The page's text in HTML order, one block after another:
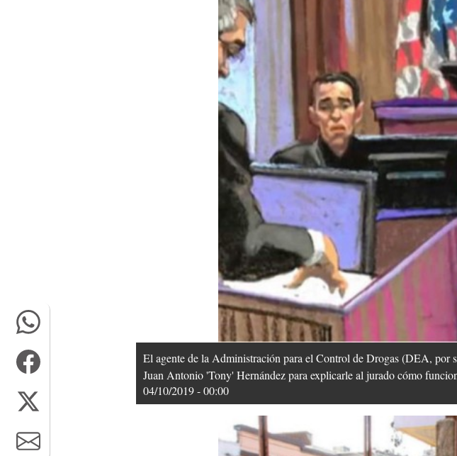
El agente de la Administración para el Control de Drogas​ (DEA, por
Juan Antonio 'Tony' Hernández para explicarle al jurado cómo
04/10/2019 - 00:00